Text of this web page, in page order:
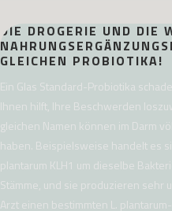
DIE DROGERIE UND DIE
GLEICHEN PROBIOTIKA!
Ein Glas Standard-Probiotika
Ihnen hilft, Ihre Beschwerden
gleichen Namen können im Darm
haben. Beispielsweise handelt es
plantarum KLH1 um dieselbe
Stämme, und sie produzieren sehr
Arzt einen bestimmten L.